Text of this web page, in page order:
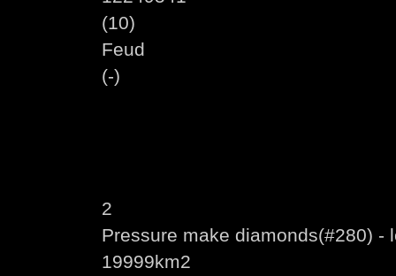
(10)
Feud
(-)
2
Pressure make diamonds(#280) -
19999km2